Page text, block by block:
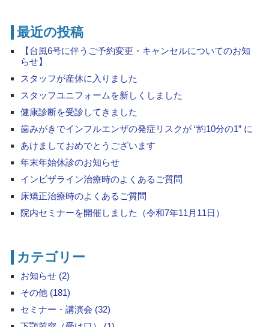
最近の投稿
【台風6号に伴うご予約変更・キャンセルについてのお知
らせ】
スタッフが産休に入りました
スタッフユニフォームを新しくしました
健康診断を受診してきました
歯みがきでインフルエンザの発症リスクが “約10分の1” に
あけましておめでとうございます
年末年始休診のお知らせ
インビザライン治療時のよくあるご質問
床矯正治療時のよくあるご質問
院内セミナーを開催しました（令和7年11月11日）
カテゴリー
お知らせ (2)
その他 (181)
セミナー・講演会 (32)